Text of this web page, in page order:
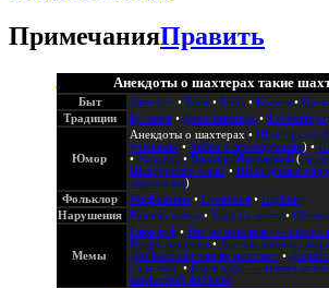
ПримечанияПравить
Анекдоты о шахтерах такие
Быт Автобус• Баня• Роба • Крысы•
Традиции
Бутылёк• День шахтёра • Табакотрус
Юмор
Анекдоты о шахтерах • Шахтёрские
учениках • Байки о проходчиках) •
• Курьезы• Виктор Мисевский(
Шахтерские танка • Шахтерские
страшилки)
Фольклор
Мифология• Суеверия• Шубин
Нарушения
Ранний выезд • Езда на ленте•
Мемы
Глюк ауф• Вас не наказали — значит
Ведро напруги• Датчик метана,
Донбасс порожняк не гонит•
на колени• Караганда — третья
конфетной фабрике